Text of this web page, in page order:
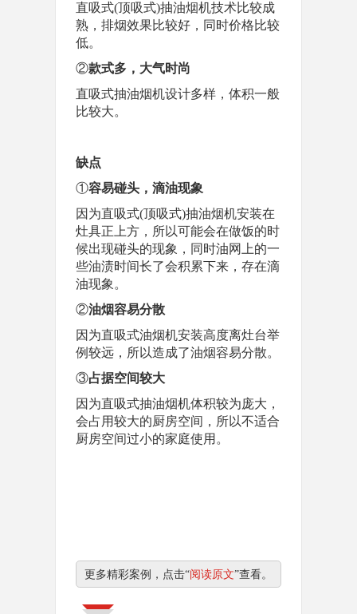
直吸式(顶吸式)抽油烟机技术比较成
熟，排烟效果比较好，同时价格比较
低。
②款式多，大气时尚
直吸式抽油烟机设计多样，体积一般
比较大。
缺点
①容易碰头，滴油现象
因为直吸式(顶吸式)抽油烟机安装在
灶具正上方，所以可能会在做饭的时
候出现碰头的现象，同时油网上的一
些油渍时间长了会积累下来，存在滴
油现象。
②油烟容易分散
因为直吸式油烟机安装高度离灶台举
例较远，所以造成了油烟容易分散。
③占据空间较大
因为直吸式抽油烟机体积较为庞大，
会占用较大的厨房空间，所以不适合
厨房空间过小的家庭使用。
更多精彩案例，点击“阅读原文”查看。